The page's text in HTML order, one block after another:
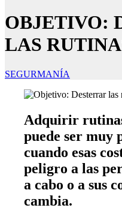
OBJETIVO:
LAS
SEGURMANÍA
Adquirir
puede ser muy
cuando esas
peligro a las
a cabo o a sus
cambia.